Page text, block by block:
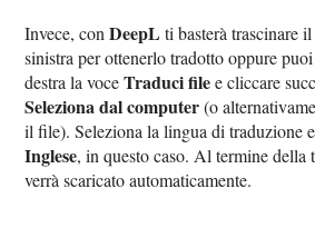
Invece, conDeepL ti basterà trascinare
sinistra per ottenerlo tradotto oppure
destra la voceTraduci filee cliccare
Seleziona dal computer(o
il file). Seleziona la lingua di traduzione
Inglese, in questo caso. Al termine
verrà scaricato automaticamente.